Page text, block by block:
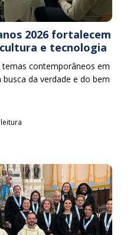
2026 fortalecem
e tecnologia
contemporâneos em
da verdade e do bem